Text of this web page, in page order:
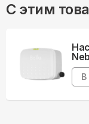
С этим
В